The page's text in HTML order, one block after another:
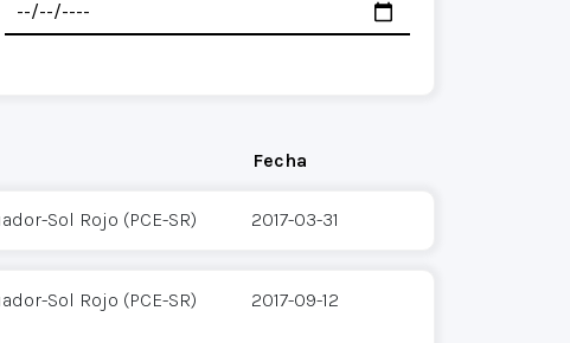
Fecha
Sol Rojo (PCE-SR) 2017-03-31
Sol Rojo (PCE-SR) 2017-09-12